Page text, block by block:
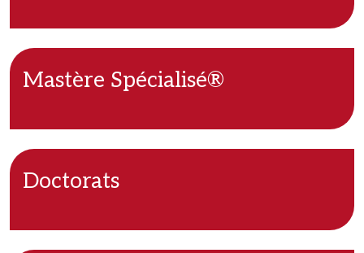
Mastère Spécialisé®
Doctorats